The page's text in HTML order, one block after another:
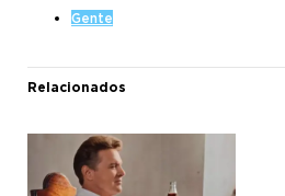
Gente
Relacionados